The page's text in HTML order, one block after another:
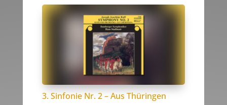
3. Sinfonie Nr. 2 – Aus Thüringen